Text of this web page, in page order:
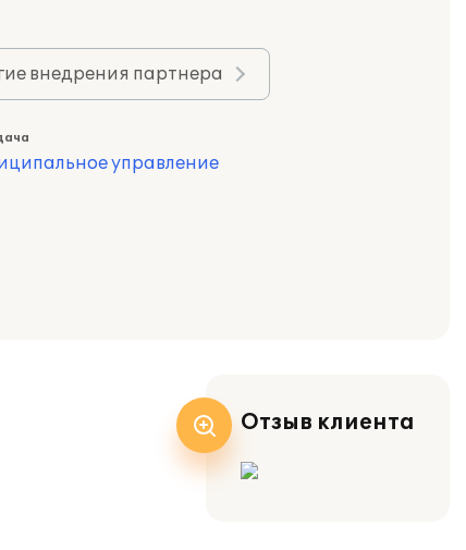
внедрения партнера
управление
Отзыв клиента